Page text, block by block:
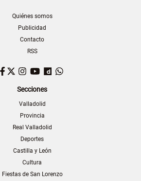
Quiénes somos
Publicidad
Contacto
RSS
Facebook
TwitterInstagram
YouTubeDailymotion
Secciones
Valladolid
Provincia
Real Valladolid
Deportes
Castilla y León
Cultura
Fiestas de San Lorenzo